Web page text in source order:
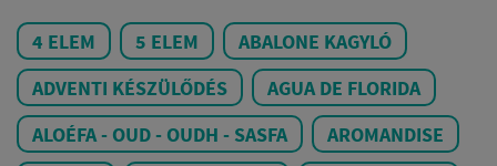
4 ELEM 5 ELEM
ABALONE KAGYLÓ
ADVENTI KÉSZÜLŐDÉS
AGUA DE FLORIDA
ALOÉFA - OUD - OUDH - SASFA
AROMANDISE